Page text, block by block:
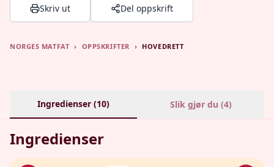
Skriv ut Del oppskrift
NORGES MATFAT › OPPSKRIFTER › HOVEDRETT
Ingredienser (10) Slik gjør du (4)
Ingredienser